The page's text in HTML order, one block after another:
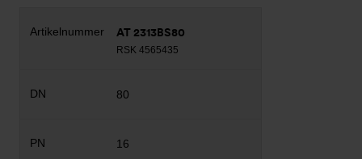
AT 2313BS80
RSK 4565435
80
16